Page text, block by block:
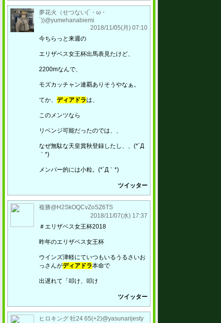
夢花火（せつない(´・ω・
`))@yumehanabiemi
2018/11/05(月) 07:10
今ちらっと来週の
エリザベス女王杯出馬表見たけど、
2200mなんで、
モズカッチャン連覇ありそうやなぁ。
てか、 ディアドラは、
このメンツなら
リベンジ可能だったのでは、、
なぜ無駄な天皇賞秋登録したし、、(*´Д
｀*)
メンバー的には小粒。(*´Д｀*)
ツイッター
複勝@H2SkOQCvZoSZ6TS
2018/11/07(水) 17:37
＃エリザベス女王杯2018
昨年のエリザベス女王杯
ウインズ津軽にていつもいるうるさいお
っさんがディアドラ本命で
出遅れて「叩け、叩け
ツイッター
ヒロキング 牡24 65(+2)@yasunarijesty